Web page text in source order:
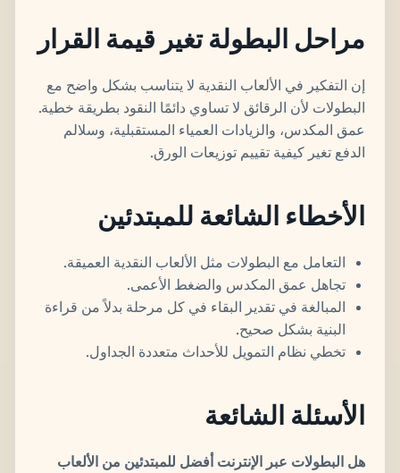
مراحل البطولة تغير قيمة القرار
إن التفكير في الألعاب النقدية لا يتناسب بشكل واضح مع
البطولات لأن الرقائق لا تساوي دائمًا النقود بطريقة خطية.
عمق المكدس، والزيادات العمياء المستقبلية، وسلالم
الدفع تغير كيفية تقييم توزيعات الورق.
الأخطاء الشائعة للمبتدئين
التعامل مع البطولات مثل الألعاب النقدية العميقة.
تجاهل عمق المكدس والضغط الأعمى.
المبالغة في تقدير البقاء في كل مرحلة بدلاً من قراءة
البنية بشكل صحيح.
تخطي نظام التمويل للأحداث متعددة الجداول.
الأسئلة الشائعة
هل البطولات عبر الإنترنت أفضل للمبتدئين من الألعاب